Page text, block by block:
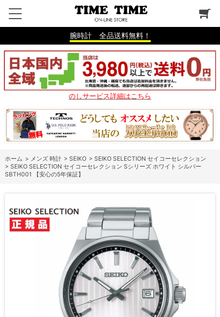
腕時計 全品送料無料！
のしサービス詳細はこちら
ホーム > メンズ 時計 > SEIKO > SEIKO SELECTION セイコーセレクション
> SEIKO SELECTION セイコーセレクション Sシリーズ ホワイト シルバー
SBTH001 【安心の5年保証】